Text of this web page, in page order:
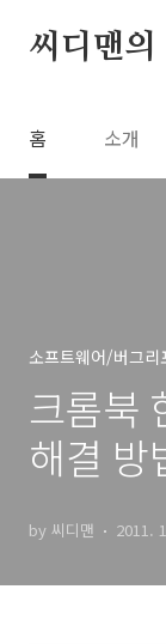
씨디맨의
홈 소개
소프트웨어/버그리
크롬북
해결 방
by 씨디맨 2011.